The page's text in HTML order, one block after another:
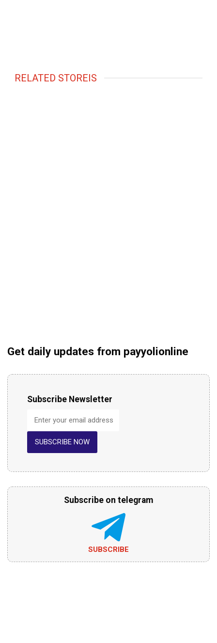
RELATED STOREIS
Get daily updates from payyolionline
Subscribe Newsletter
SUBSCRIBE NOW
Subscribe on telegram
SUBSCRIBE